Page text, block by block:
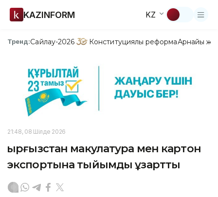
KAZINFORM KZ
Тренд:Сайлау-2026 Конституциялық реформаАрнайы
21:48, 08 Шілде 2026
Қырғызстан макулатура мен картон
экспортына тыйымды ұзартты